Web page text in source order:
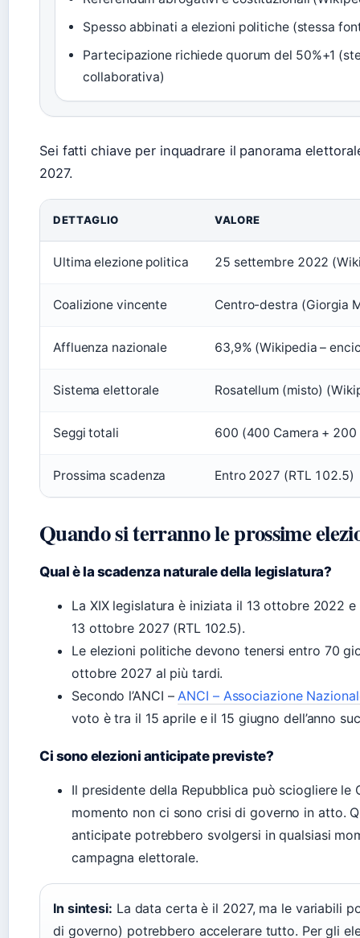
Spesso abbinati a elezioni politiche (stessa
Partecipazione richiede quorum del 50%+1
collaborativa)
Sei fatti chiave per inquadrare il panorama
2027.
DETTAGLIO VALORE
Ultima elezione politica 25 settembre 2022
Coalizione vincente Centro-destra (Giorgia
Affluenza nazionale 63,9% (Wikipedia –
Sistema elettorale Rosatellum (misto)
Seggi totali 600 (400 Camera + 200
Prossima scadenza Entro 2027 (RTL 102.5)
Quando si terranno le prossime
Qual è la scadenza naturale della legislatura?
La XIX legislatura è iniziata il 13 ottobre 2022
13 ottobre 2027 (RTL 102.5).
Le elezioni politiche devono tenersi entro 70
ottobre 2027 al più tardi.
Secondo l’ANCI – ANCI – Associazione
voto è tra il 15 aprile e il 15 giugno dell’anno
Ci sono elezioni anticipate previste?
Il presidente della Repubblica può sciogliere le
momento non ci sono crisi di governo in atto.
anticipate potrebbero svolgersi in qualsiasi
campagna elettorale.
In sintesi: La data certa è il 2027, ma le variabili
di governo) potrebbero accelerare tutto. Per gli